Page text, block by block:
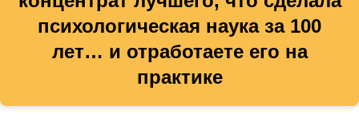
психологическая наука за 100
лет… и отработаете его на
практике